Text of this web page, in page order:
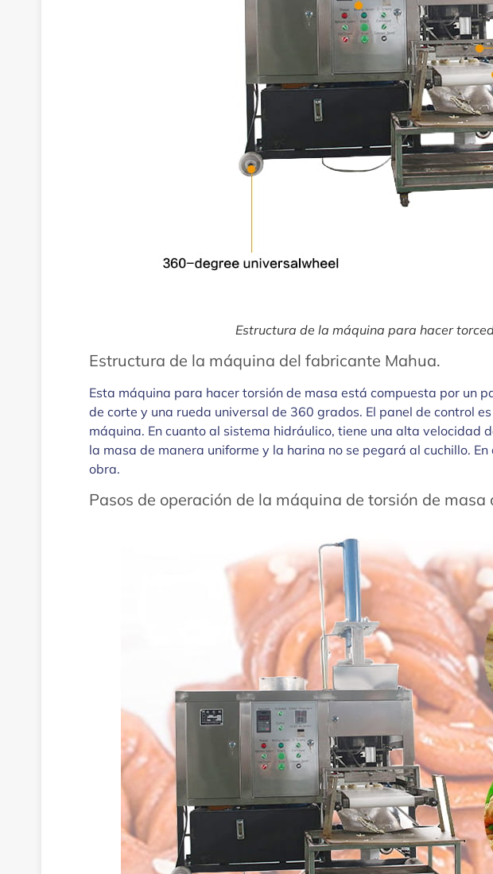
Estructura de la máquina para hacer
Estructura de la máquina del fabricante Mahua.
Esta máquina para hacer torsión de masa está compuesta por un
de corte y una rueda universal de 360 ​​grados. El panel de control
máquina. En cuanto al sistema hidráulico, tiene una alta
la masa de manera uniforme y la harina no se pegará al cuchillo.
obra.
Pasos de operación de la máquina de torsión de masa